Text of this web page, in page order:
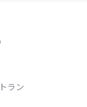
ラン